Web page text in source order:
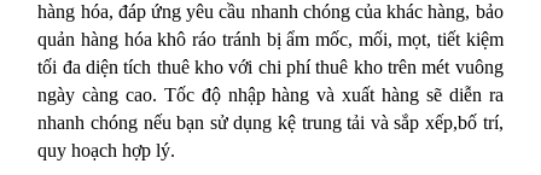
hàng hóa, đáp ứng yêu cầu nhanh chóng của khác hàng, bảo
quản hàng hóa khô ráo tránh bị ẩm mốc, mối, mọt, tiết kiệm
tối đa diện tích thuê kho với chi phí thuê kho trên mét vuông
ngày càng cao. Tốc độ nhập hàng và xuất hàng sẽ diễn ra
nhanh chóng nếu bạn sử dụng kệ trung tải và sắp xếp,bố trí,
quy hoạch hợp lý.